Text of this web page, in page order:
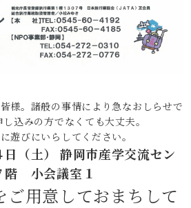
様。諸般の事情により急なおしらせで
込みの方でなくても大丈夫。
遊びにいらしてください。
（土）
静岡市産学交流セン
小会議室１
ご用意しておまちして